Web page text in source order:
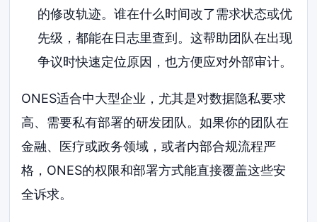
的修改轨迹。谁在什么时间改了需求状态或优
先级，都能在日志里查到。这帮助团队在出现
争议时快速定位原因，也方便应对外部审计。
ONES适合中大型企业，尤其是对数据隐私要求
高、需要私有部署的研发团队。如果你的团队在
金融、医疗或政务领域，或者内部合规流程严
格，ONES的权限和部署方式能直接覆盖这些安
全诉求。